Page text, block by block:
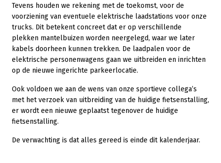
Tevens houden we rekening met de toekomst, voor de
voorziening van eventuele elektrische laadstations voor onze
trucks. Dit betekent concreet dat er op verschillende
plekken mantelbuizen worden neergelegd, waar we later
kabels doorheen kunnen trekken. De laadpalen voor de
elektrische personenwagens gaan we uitbreiden en inrichten
op de nieuwe ingerichte parkeerlocatie.
Ook voldoen we aan de wens van onze sportieve collega’s
met het verzoek van uitbreiding van de huidige fietsenstalling,
er wordt een nieuwe geplaatst tegenover de huidige
fietsenstalling.
De verwachting is dat alles gereed is einde dit kalenderjaar.